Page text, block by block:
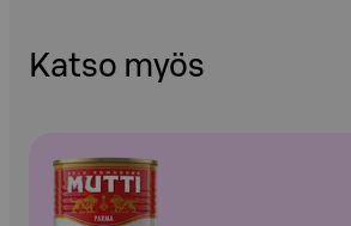
Katso myös